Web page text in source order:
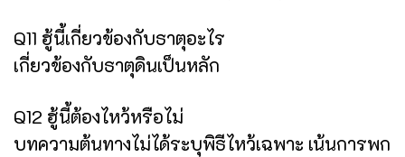
Q11 ฮู้นี้เกี่ยวข้องกับธาตุอะไร
เกี่ยวข้องกับธาตุดินเป็นหลัก
Q12 ฮู้นี้ต้องไหว้หรือไม่
บทความต้นทางไม่ได้ระบุพิธีไหว้เฉพาะ เน้นการพก